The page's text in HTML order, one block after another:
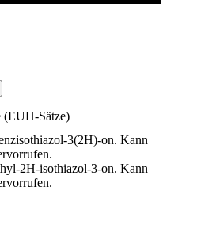
(EUH-Sätze)
3(2H)-on. Kann
2H-isothiazol-3-on. Kann